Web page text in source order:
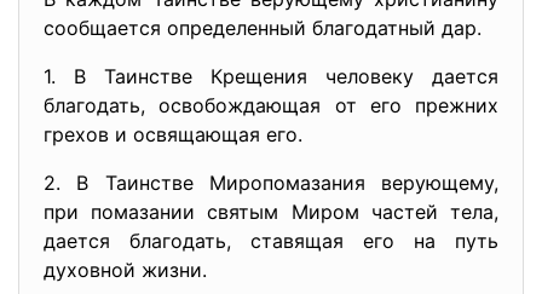
сообщается определенный благодатный дар.
1. В Таинстве Крещения человеку дается
благодать, освобождающая от его прежних
грехов и освящающая его.
2. В Таинстве Миропомазания верующему,
при помазании святым Миром частей тела,
дается благодать, ставящая его на путь
духовной жизни.